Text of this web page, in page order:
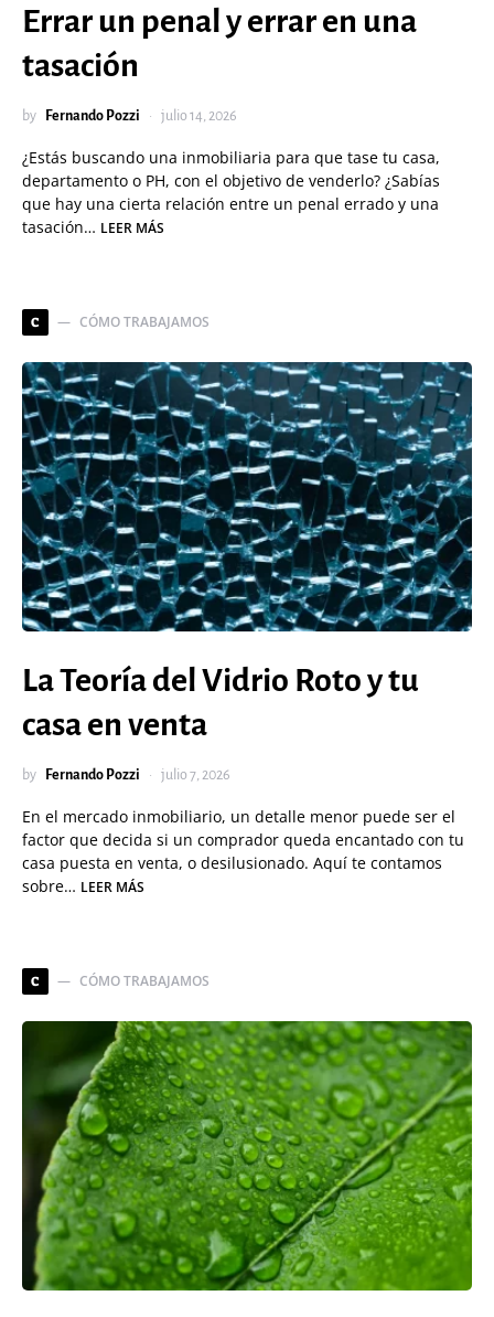
Errar un penal y errar en una
tasación
by Fernando Pozzi julio 14, 2026
¿Estás buscando una inmobiliaria para que tase tu casa,
departamento o PH, con el objetivo de venderlo? ¿Sabías
que hay una cierta relación entre un penal errado y una
tasación… LEER MÁS
C CÓMO TRABAJAMOS
La Teoría del Vidrio Roto y tu
casa en venta
by Fernando Pozzi julio 7, 2026
En el mercado inmobiliario, un detalle menor puede ser el
factor que decida si un comprador queda encantado con tu
casa puesta en venta, o desilusionado. Aquí te contamos
sobre… LEER MÁS
C CÓMO TRABAJAMOS